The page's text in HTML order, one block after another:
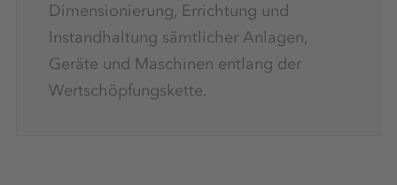
Dimensionierung, Errichtung und
Instandhaltung sämtlicher Anlagen,
Geräte und Maschinen entlang der
Wertschöpfungskette.